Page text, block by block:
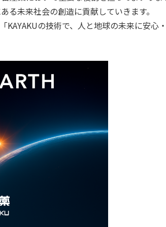
未来社会の創造に貢献していきます。
の技術で、人と地球の未来に安心